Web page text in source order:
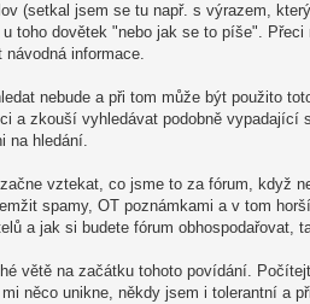
(setkal jsem se tu např. s výrazem,
toho dovětek "nebo jak se to píše".
informace.
nebude a při tom může být použito
a zkouší vyhledávat podobně
na hledání.
vztekat, co jsme to za fórum, když
spamy, OT poznámkami a v tom
a jak si budete fórum obhospodařovat,
větě na začátku tohoto povídání.
něco unikne, někdy jsem i tolerantní a